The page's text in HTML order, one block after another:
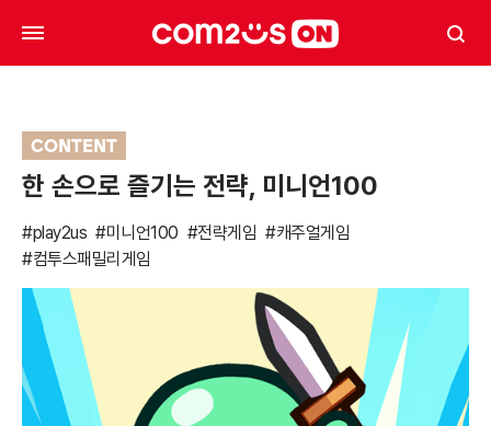
CONTENT
한 손으로 즐기는 전략, 미니언100
#play2us #미니언100 #전략게임 #캐주얼게임
#컴투스패밀리게임